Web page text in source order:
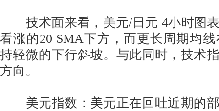
技术面来看，美元/日元 4小时图表
看涨的20 SMA下方，而更长周期均
持轻微的下行斜坡。与此同时，技术
方向。
美元指数：美元正在回吐近期的部